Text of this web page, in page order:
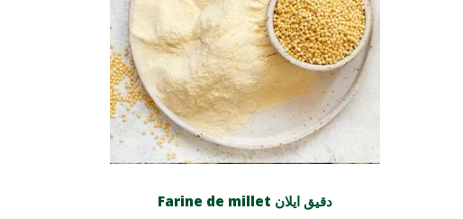
Farine de millet دقيق ايلان